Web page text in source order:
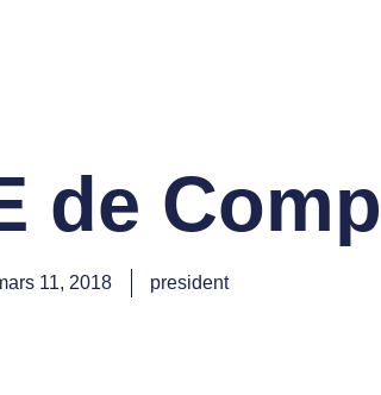
de
11, 2018 president